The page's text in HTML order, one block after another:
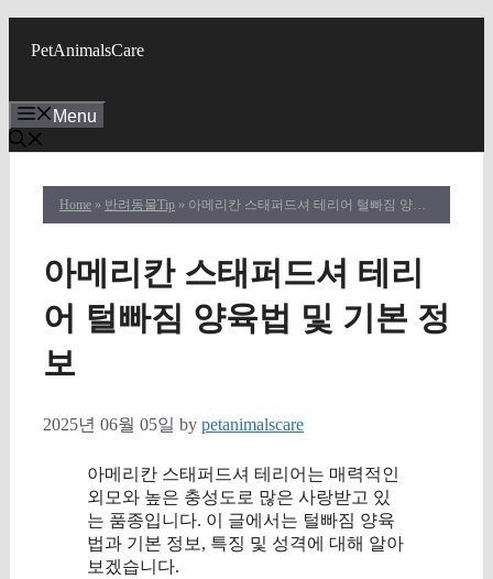
PetAnimalsCare
Menu
Home » 반려동물Tip » 아메리칸 스태퍼드셔 테리어 털빠짐 양육법 및 기본 정보
아메리칸 스태퍼드셔 테리
어 털빠짐 양육법 및 기본 정
보
2025년 06월 05일 by petanimalscare
아메리칸 스태퍼드셔 테리어는 매력적인
외모와 높은 충성도로 많은 사랑받고 있
는 품종입니다. 이 글에서는 털빠짐 양육
법과 기본 정보, 특징 및 성격에 대해 알아
보겠습니다.